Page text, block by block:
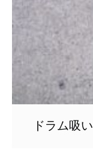
ドラム吸い